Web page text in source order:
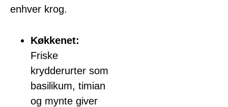
enhver krog.
Køkkenet:
Friske
krydderurter som
basilikum, timian
og mynte giver